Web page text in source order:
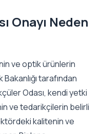
Onayı Neden
ve optik ürünlerin
tarafından
Odası, kendi yetki
ve tedarikçilerin belirli
kalitenin ve